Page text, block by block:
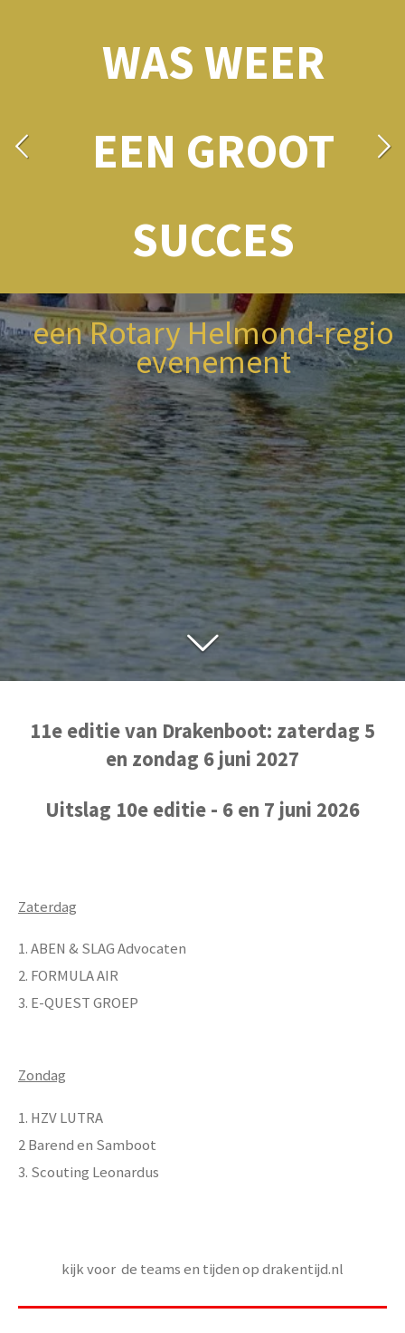
WAS WEER
EEN GROOT
SUCCES
een Rotary Helmond-regio
evenement
11e editie van Drakenboot: zaterdag 5
en zondag 6 juni 2027
Uitslag 10e editie - 6 en 7 juni 2026
Zaterdag
1. ABEN & SLAG Advocaten
2. FORMULA AIR
3. E-QUEST GROEP
Zondag
1. HZV LUTRA
2 Barend en Samboot
3. Scouting Leonardus
kijk voor de teams en tijden op drakentijd.nl